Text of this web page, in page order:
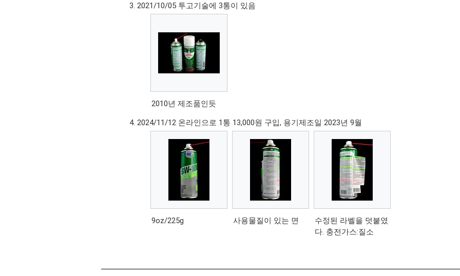
2021/10/05 투고기술에 3통이 있음
2010년 제조품인듯
2024/11/12 온라인으로 1통 13,000원 구입, 용기제조일 2023년 9월
9oz/225g 사용물질이 있는 면
수정된 라벨을 덧붙였
다. 충전가스:질소